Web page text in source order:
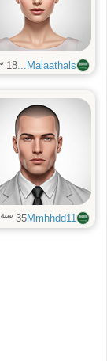
Malaathals...
18
Mmhhdd11
35 سنة